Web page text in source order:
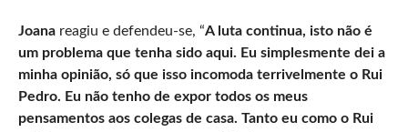
Joanareagiu e defendeu-se, “A luta continua, isto não é
um problema que tenha sido aqui. Eu simplesmente dei a
minha opinião, só que isso incomoda terrivelmente o Rui
Pedro. Eu não tenho de expor todos os meus
pensamentos aos colegas de casa. Tanto eu como o Rui